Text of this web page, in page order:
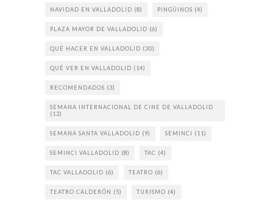
NAVIDAD EN VALLADOLID (8) PINGÜINOS (4)
PLAZA MAYOR DE VALLADOLID (6)
QUÉ HACER EN VALLADOLID (30)
QUÉ VER EN VALLADOLID (14)
RECOMENDADOS (3)
SEMANA INTERNACIONAL DE CINE DE VALLADOLID
(12)
SEMANA SANTA VALLADOLID (9) SEMINCI (11)
SEMINCI VALLADOLID (8) TAC (4)
TAC VALLADOLID (6) TEATRO (6)
TEATRO CALDERÓN (5) TURISMO (4)